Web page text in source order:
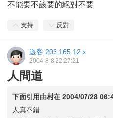
不能要不該要的絕對不要
支持 反對
遊客 203.165.12.x
2004-8-8 22:27:21
人間道
下面引用由村在 2004/07/28
人真不錯